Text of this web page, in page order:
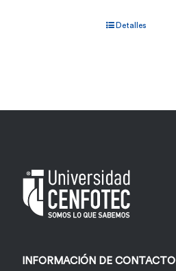
Detalles
INFORMACIÓN DE CONTACTO